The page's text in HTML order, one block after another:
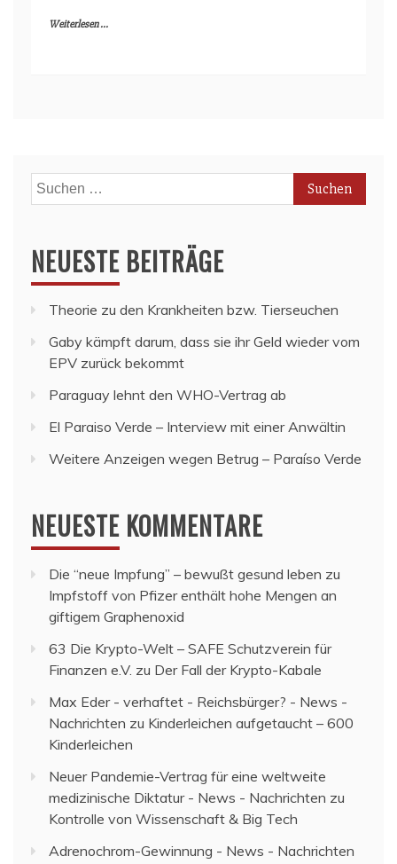
Weiterlesen ...
Suchen
nach:
NEUESTE BEITRÄGE
Theorie zu den Krankheiten bzw. Tierseuchen
Gaby kämpft darum, dass sie ihr Geld wieder vom
EPV zurück bekommt
Paraguay lehnt den WHO-Vertrag ab
El Paraiso Verde – Interview mit einer Anwältin
Weitere Anzeigen wegen Betrug – Paraíso Verde
NEUESTE KOMMENTARE
Die “neue Impfung” – bewußt gesund leben zu
Impfstoff von Pfizer enthält hohe Mengen an
giftigem Graphenoxid
63 Die Krypto-Welt – SAFE Schutzverein für
Finanzen e.V. zu Der Fall der Krypto-Kabale
Max Eder - verhaftet - Reichsbürger? - News -
Nachrichten zu Kinderleichen aufgetaucht – 600
Kinderleichen
Neuer Pandemie-Vertrag für eine weltweite
medizinische Diktatur - News - Nachrichten zu
Kontrolle von Wissenschaft & Big Tech
Adrenochrom-Gewinnung - News - Nachrichten